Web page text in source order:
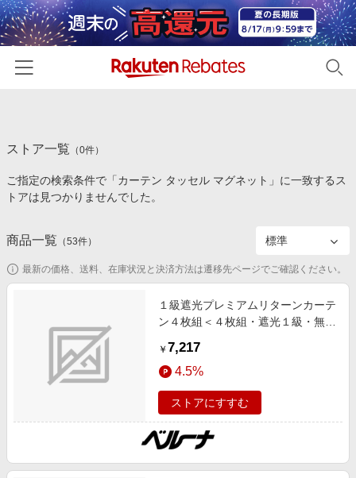
カテゴリー一覧
百貨店・総合ECモール
食品・スイーツ・お酒
コスメ・健康・医薬品
家電・PC・スマホ・カメラ
スポーツ・アウトドア・ゴルフ
旅行・レジャー・ホテル予約
イベント一覧
初回購入者限定特典
対象ストア新規限定特典
楽天ペイ導入ストア
楽天サービス特集
わくわく夏特集
ストア一覧 （0件）
ご指定の検索条件で「カーテン タッセル マグネット」に一致するス
トアは見つかりませんでした。
商品一覧 （53件）
最新の価格、送料、在庫状況と決済方法は遷移先ページでご確認ください。
１級遮光プレミアムリターンカーテ
ン４枚組＜４枚組・遮光１級・無
活・リターンカーテン＞ アイボリ
ー １００Ｘ１８５ インテリア iellio
夏号 1級遮光,UV対策/UVカット,あ
ったかアイテム,形状記憶,断熱,防音
SNS,インテリア,ネット限定
￥ 7,217
4.5%
ストアにすすむ